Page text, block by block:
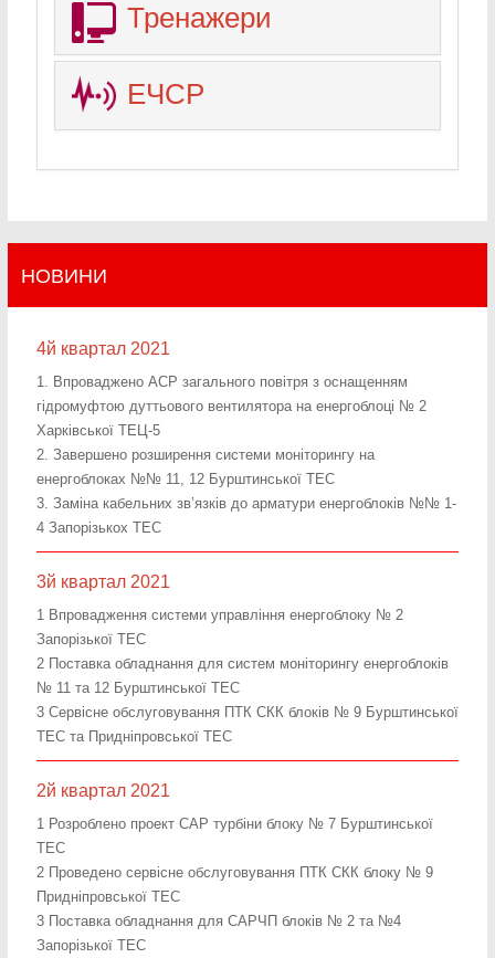
Тренажери
ЕЧСР
НОВИНИ
4й квартал 2021
1. Впроваджено АСР загального повітря з оснащенням
гідромуфтою дуттьового вентилятора на енергоблоці № 2
Харківської ТЕЦ-5
2. Завершено розширення системи моніторингу на
енергоблоках №№ 11, 12 Бурштинської ТЕС
3. Заміна кабельних зв’язків до арматури енергоблоків №№ 1-
4 Запорізькох ТЕС
3й квартал 2021
1 Впровадження системи управління енергоблоку № 2
Запорізької ТЕС
2 Поставка обладнання для систем моніторингу енергоблоків
№ 11 та 12 Бурштинської ТЕС
3 Сервісне обслуговування ПТК СКК блоків № 9 Бурштинської
ТЕС та Придніпровської ТЕС
2й квартал 2021
1 Розроблено проект САР турбіни блоку № 7 Бурштинської
ТЕС
2 Проведено сервісне обслуговування ПТК СКК блоку № 9
Придніпровської ТЕС
3 Поставка обладнання для САРЧП блоків № 2 та №4
Запорізької ТЕС